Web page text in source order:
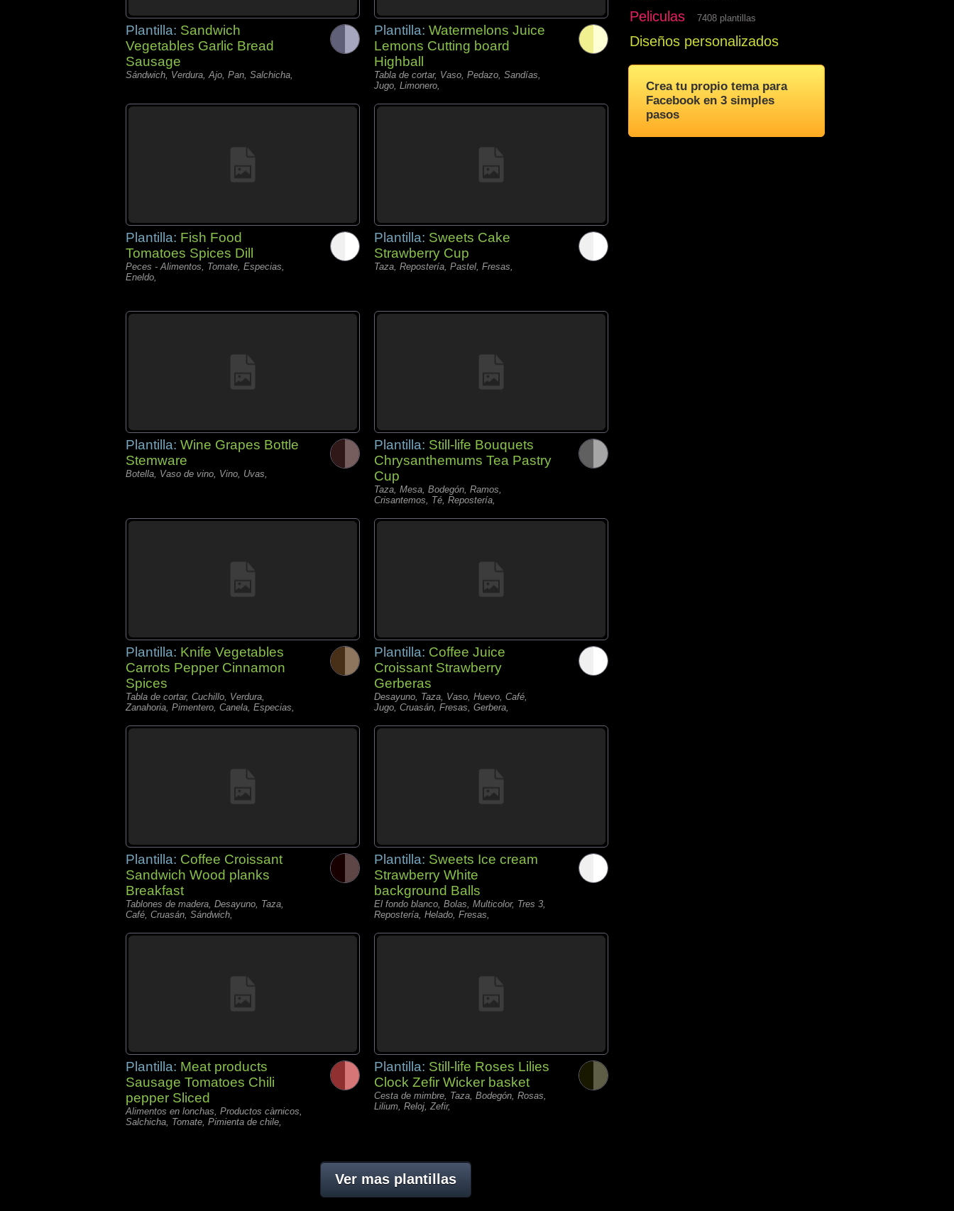
Plantilla: Sandwich
Vegetables Garlic Bread
Sausage
Sándwich, Verdura, Ajo, Pan, Salchicha,
Plantilla: Watermelons Juice
Lemons Cutting board
Highball
Tabla de cortar, Vaso, Pedazo, Sandías,
Jugo, Limonero,
Plantilla: Fish Food
Tomatoes Spices Dill
Peces - Alimentos, Tomate, Especias,
Eneldo,
Plantilla: Sweets Cake
Strawberry Cup
Taza, Repostería, Pastel, Fresas,
Plantilla: Wine Grapes Bottle
Stemware
Botella, Vaso de vino, Vino, Uvas,
Plantilla: Still-life Bouquets
Chrysanthemums Tea Pastry
Cup
Taza, Mesa, Bodegón, Ramos,
Crisantemos, Té, Repostería,
Plantilla: Knife Vegetables
Carrots Pepper Cinnamon
Spices
Tabla de cortar, Cuchillo, Verdura,
Zanahoria, Pimentero, Canela, Especias,
Plantilla: Coffee Juice
Croissant Strawberry
Gerberas
Desayuno, Taza, Vaso, Huevo, Café,
Jugo, Cruasán, Fresas, Gerbera,
Plantilla: Coffee Croissant
Sandwich Wood planks
Breakfast
Tablones de madera, Desayuno, Taza,
Café, Cruasán, Sándwich,
Plantilla: Sweets Ice cream
Strawberry White
background Balls
El fondo blanco, Bolas, Multicolor, Tres 3,
Repostería, Helado, Fresas,
Plantilla: Meat products
Sausage Tomatoes Chili
pepper Sliced
Alimentos en lonchas, Productos càrnicos,
Salchicha, Tomate, Pimienta de chile,
Plantilla: Still-life Roses Lilies
Clock Zefir Wicker basket
Cesta de mimbre, Taza, Bodegón, Rosas,
Lilium, Reloj, Zefir,
Ver mas plantillas
Peliculas 7408 plantillas
Diseños personalizados
Crea tu propio tema para
Facebook en 3 simples
pasos